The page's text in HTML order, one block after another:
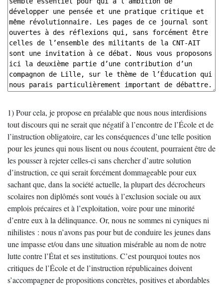
1) Pour cela, je propose en préalable que nous nous interdisions
tout discours qui ne serait que négatif à l’encontre de l’École et de
l’instruction obligatoire, car les conséquences d’une telle position
pour les jeunes qui nous lisent ou nous écoutent, pourraient être de
les pousser à rejeter celles-ci sans chercher d’autre solution
d’instruction, ce qui serait forcément dommageable pour eux
sachant que, dans la société actuelle, la plupart des décrocheurs
scolaires non diplômés sont voués à l’exclusion sociale ou aux
emplois précaires et à l’exploitation, voire pour une minorité
d’entre eux à la délinquance. Or, nous ne sommes ni cyniques ni
nihilistes : nous n’avons pas pour but de conduire les jeunes dans
une impasse et/ou dans une situation misérable au nom de notre
lutte contre l’État et ses institutions. C’est pourquoi toutes nos
critiques de l’École et de l’instruction républicaines doivent
s’accompagner de propositions concrètes, positives et abordables